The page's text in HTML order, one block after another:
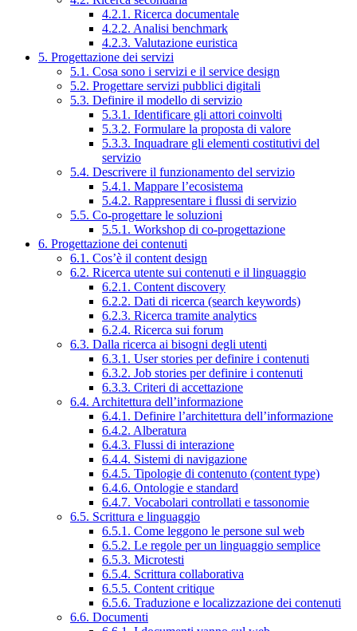
4.2.1. Ricerca documentale
4.2.2. Analisi benchmark
4.2.3. Valutazione euristica
5. Progettazione dei servizi
5.1. Cosa sono i servizi e il service design
5.2. Progettare servizi pubblici digitali
5.3. Definire il modello di servizio
5.3.1. Identificare gli attori coinvolti
5.3.2. Formulare la proposta di valore
5.3.3. Inquadrare gli elementi costitutivi del
servizio
5.4. Descrivere il funzionamento del servizio
5.4.1. Mappare l’ecosistema
5.4.2. Rappresentare i flussi di servizio
5.5. Co-progettare le soluzioni
5.5.1. Workshop di co-progettazione
6. Progettazione dei contenuti
6.1. Cos’è il content design
6.2. Ricerca utente sui contenuti e il linguaggio
6.2.1. Content discovery
6.2.2. Dati di ricerca (search keywords)
6.2.3. Ricerca tramite analytics
6.2.4. Ricerca sui forum
6.3. Dalla ricerca ai bisogni degli utenti
6.3.1. User stories per definire i contenuti
6.3.2. Job stories per definire i contenuti
6.3.3. Criteri di accettazione
6.4. Architettura dell’informazione
6.4.1. Definire l’architettura dell’informazione
6.4.2. Alberatura
6.4.3. Flussi di interazione
6.4.4. Sistemi di navigazione
6.4.5. Tipologie di contenuto (content type)
6.4.6. Ontologie e standard
6.4.7. Vocabolari controllati e tassonomie
6.5. Scrittura e linguaggio
6.5.1. Come leggono le persone sul web
6.5.2. Le regole per un linguaggio semplice
6.5.3. Microtesti
6.5.4. Scrittura collaborativa
6.5.5. Content critique
6.5.6. Traduzione e localizzazione dei contenuti
6.6. Documenti